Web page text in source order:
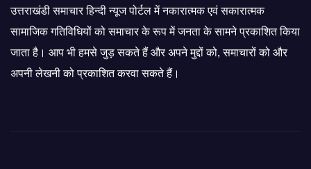
उत्तराखंडी समाचार हिन्दी न्यूज पोर्टल में नकारात्मक एवं सकारात्मक
सामाजिक गतिविधियों को समाचार के रूप में जनता के सामने प्रकाशित किया
जाता है। आप भी हमसे जुड़ सकते हैं और अपने मुद्दों को, समाचारों को और
अपनी लेखनी को प्रकाशित करवा सकते हैं।